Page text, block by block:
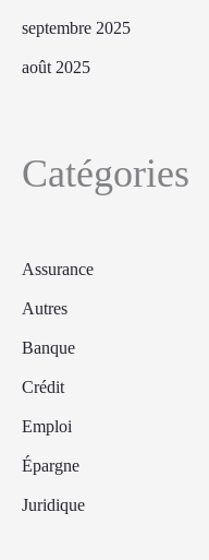
septembre 2025
août 2025
Catégories
Assurance
Autres
Banque
Crédit
Emploi
Épargne
Juridique